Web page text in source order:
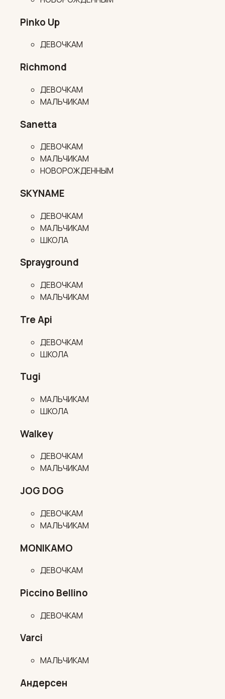
Pinko Up
ДЕВОЧКАМ
Richmond
ДЕВОЧКАМ
МАЛЬЧИКАМ
Sanetta
ДЕВОЧКАМ
МАЛЬЧИКАМ
НОВОРОЖДЕННЫМ
SKYNAME
ДЕВОЧКАМ
МАЛЬЧИКАМ
ШКОЛА
Sprayground
ДЕВОЧКАМ
МАЛЬЧИКАМ
Tre Api
ДЕВОЧКАМ
ШКОЛА
Tugi
МАЛЬЧИКАМ
ШКОЛА
Walkey
ДЕВОЧКАМ
МАЛЬЧИКАМ
JOG DOG
ДЕВОЧКАМ
МАЛЬЧИКАМ
MONIKAMO
ДЕВОЧКАМ
Piccino Bellino
ДЕВОЧКАМ
Varci
МАЛЬЧИКАМ
Андерсен